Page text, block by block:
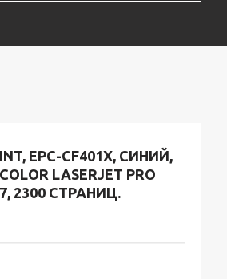
EPC-CF401X, СИНИЙ,
LASERJET PRO
2300 СТРАНИЦ.